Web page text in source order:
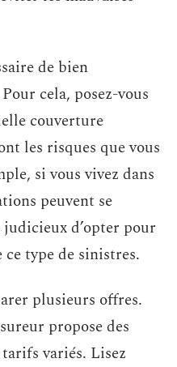
de bien
cela, posez-vous
couverture
les risques que vous
si vous vivez dans
peuvent se
d’opter pour
type de sinistres.
plusieurs offres.
propose des
variés. Lisez